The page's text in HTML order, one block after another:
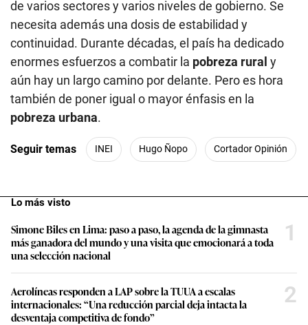
de varios sectores y varios niveles de gobierno. Se
necesita además una dosis de estabilidad y
continuidad. Durante décadas, el país ha dedicado
enormes esfuerzos a combatir la pobreza rural y
aún hay un largo camino por delante. Pero es hora
también de poner igual o mayor énfasis en la
pobreza urbana.
Seguir temas INEI Hugo Ñopo Cortador Opinión
Lo más visto
Simone Biles en Lima: paso a paso, la agenda de la gimnasta
más ganadora del mundo y una visita que emocionará a toda
una selección nacional
1
Aerolíneas responden a LAP sobre la TUUA a escalas
internacionales: “Una reducción parcial deja intacta la
desventaja competitiva de fondo”
2